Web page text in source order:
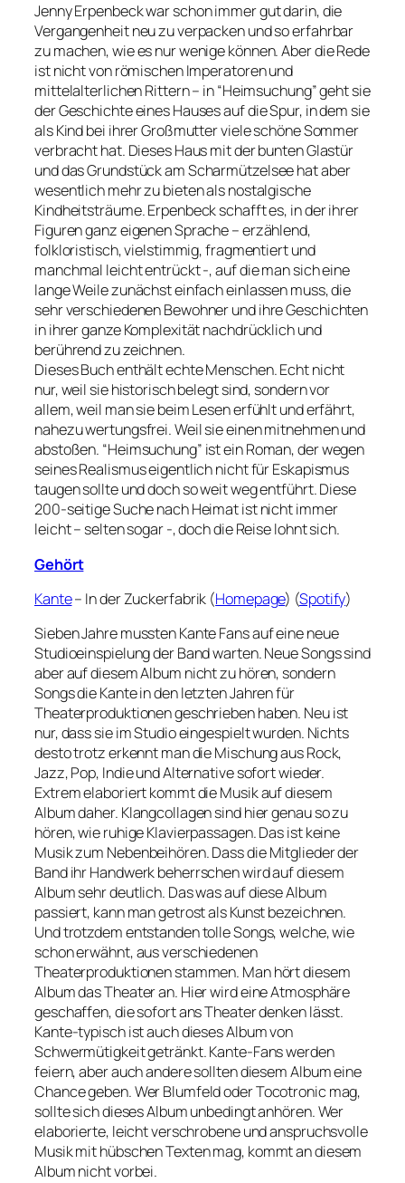
Jenny Erpenbeck war schon immer gut darin, die
Vergangenheit neu zu verpacken und so erfahrbar
zu machen, wie es nur wenige können. Aber die Rede
ist nicht von römischen Imperatoren und
mittelalterlichen Rittern – in “Heimsuchung” geht sie
der Geschichte eines Hauses auf die Spur, in dem sie
als Kind bei ihrer Großmutter viele schöne Sommer
verbracht hat. Dieses Haus mit der bunten Glastür
und das Grundstück am Scharmützelsee hat aber
wesentlich mehr zu bieten als nostalgische
Kindheitsträume. Erpenbeck schafft es, in der ihrer
Figuren ganz eigenen Sprache – erzählend,
folkloristisch, vielstimmig, fragmentiert und
manchmal leicht entrückt -, auf die man sich eine
lange Weile zunächst einfach einlassen muss, die
sehr verschiedenen Bewohner und ihre Geschichten
in ihrer ganze Komplexität nachdrücklich und
berührend zu zeichnen.
Dieses Buch enthält echte Menschen. Echt nicht
nur, weil sie historisch belegt sind, sondern vor
allem, weil man sie beim Lesen erfühlt und erfährt,
nahezu wertungsfrei. Weil sie einen mitnehmen und
abstoßen. “Heimsuchung” ist ein Roman, der wegen
seines Realismus eigentlich nicht für Eskapismus
taugen sollte und doch so weit weg entführt. Diese
200-seitige Suche nach Heimat ist nicht immer
leicht – selten sogar -, doch die Reise lohnt sich.
Gehört
Kante– In der Zuckerfabrik (Homepage) (Spotify)
Sieben Jahre mussten Kante Fans auf eine neue
Studioeinspielung der Band warten. Neue Songs sind
aber auf diesem Album nicht zu hören, sondern
Songs die Kante in den letzten Jahren für
Theaterproduktionen geschrieben haben. Neu ist
nur, dass sie im Studio eingespielt wurden. Nichts
desto trotz erkennt man die Mischung aus Rock,
Jazz, Pop, Indie und Alternative sofort wieder.
Extrem elaboriert kommt die Musik auf diesem
Album daher. Klangcollagen sind hier genau so zu
hören, wie ruhige Klavierpassagen. Das ist keine
Musik zum Nebenbeihören. Dass die Mitglieder der
Band ihr Handwerk beherrschen wird auf diesem
Album sehr deutlich. Das was auf diese Album
passiert, kann man getrost als Kunst bezeichnen.
Und trotzdem entstanden tolle Songs, welche, wie
schon erwähnt, aus verschiedenen
Theaterproduktionen stammen. Man hört diesem
Album das Theater an. Hier wird eine Atmosphäre
geschaffen, die sofort ans Theater denken lässt.
Kante-typisch ist auch dieses Album von
Schwermütigkeit getränkt. Kante-Fans werden
feiern, aber auch andere sollten diesem Album eine
Chance geben. Wer Blumfeld oder Tocotronic mag,
sollte sich dieses Album unbedingt anhören. Wer
elaborierte, leicht verschrobene und anspruchsvolle
Musik mit hübschen Texten mag, kommt an diesem
Album nicht vorbei.